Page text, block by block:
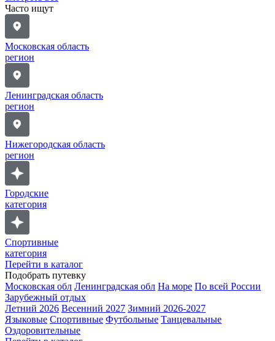
Часто ищут
Московская область
регион
Ленинградская область
регион
Нижегородская область
регион
Городские
категория
Спортивные
категория
Перейти в каталог
Подобрать путевку
Московская обл Ленинградская обл На море По всей России
Зарубежный отдых
Летний 2026 Весенний 2027 Зимний 2026-2027
Языковые Спортивные Футбольные Танцевальные
Оздоровительные